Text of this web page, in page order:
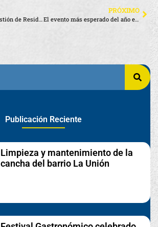
PRÓXIMO
El evento más esperado del año está por llegar
Publicación Reciente
Limpieza y mantenimiento de la
cancha del barrio La Unión